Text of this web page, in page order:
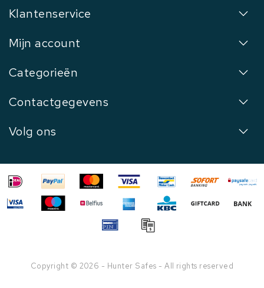
Klantenservice
Mijn account
Categorieën
Contactgegevens
Volg ons
Copyright © 2026 - Hunter Safes - All rights reserved